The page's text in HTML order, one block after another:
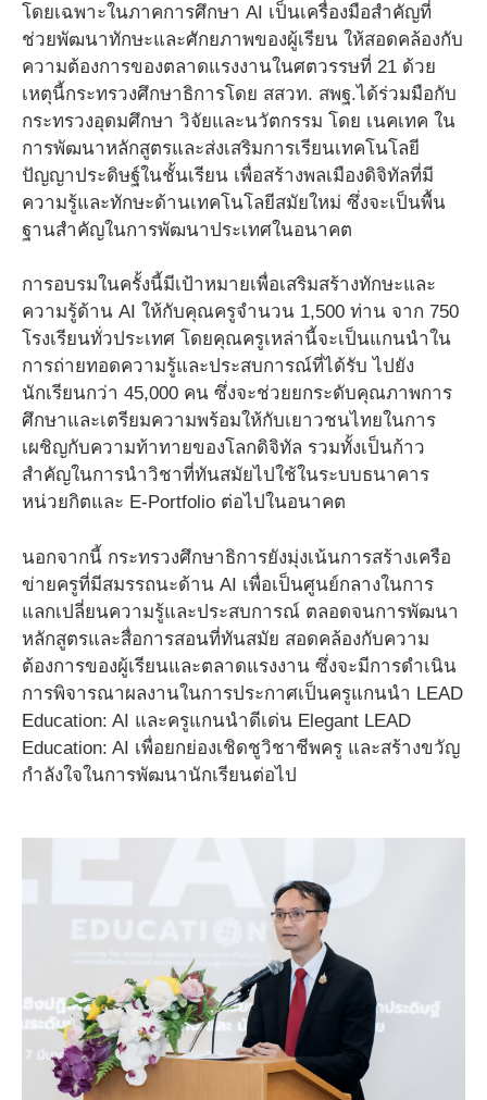
โดยเฉพาะในภาคการศึกษา AI เป็นเครื่องมือสำคัญที่
ช่วยพัฒนาทักษะและศักยภาพของผู้เรียน ให้สอดคล้องกับ
ความต้องการของตลาดแรงงานในศตวรรษที่ 21 ด้วย
เหตุนี้กระทรวงศึกษาธิการโดย สสวท. สพฐ.ได้ร่วมมือกับ
กระทรวงอุดมศึกษา วิจัยและนวัตกรรม โดย เนคเทค ใน
การพัฒนาหลักสูตรและส่งเสริมการเรียนเทคโนโลยี
ปัญญาประดิษฐ์ในชั้นเรียน เพื่อสร้างพลเมืองดิจิทัลที่มี
ความรู้และทักษะด้านเทคโนโลยีสมัยใหม่ ซึ่งจะเป็นพื้น
ฐานสำคัญในการพัฒนาประเทศในอนาคต
การอบรมในครั้งนี้มีเป้าหมายเพื่อเสริมสร้างทักษะและ
ความรู้ด้าน AI ให้กับคุณครูจำนวน 1,500 ท่าน จาก 750
โรงเรียนทั่วประเทศ โดยคุณครูเหล่านี้จะเป็นแกนนำใน
การถ่ายทอดความรู้และประสบการณ์ที่ได้รับ ไปยัง
นักเรียนกว่า 45,000 คน ซึ่งจะช่วยยกระดับคุณภาพการ
ศึกษาและเตรียมความพร้อมให้กับเยาวชนไทยในการ
เผชิญกับความท้าทายของโลกดิจิทัล รวมทั้งเป็นก้าว
สำคัญในการนำวิชาที่ทันสมัยไปใช้ในระบบธนาคาร
หน่วยกิตและ E-Portfolio ต่อไปในอนาคต
นอกจากนี้ กระทรวงศึกษาธิการยังมุ่งเน้นการสร้างเครือ
ข่ายครูที่มีสมรรถนะด้าน AI เพื่อเป็นศูนย์กลางในการ
แลกเปลี่ยนความรู้และประสบการณ์ ตลอดจนการพัฒนา
หลักสูตรและสื่อการสอนที่ทันสมัย สอดคล้องกับความ
ต้องการของผู้เรียนและตลาดแรงงาน ซึ่งจะมีการดำเนิน
การพิจารณาผลงานในการประกาศเป็นครูแกนนำ LEAD
Education: AI และครูแกนนำดีเด่น Elegant LEAD
Education: AI เพื่อยกย่องเชิดชูวิชาชีพครู และสร้างขวัญ
กำลังใจในการพัฒนานักเรียนต่อไป